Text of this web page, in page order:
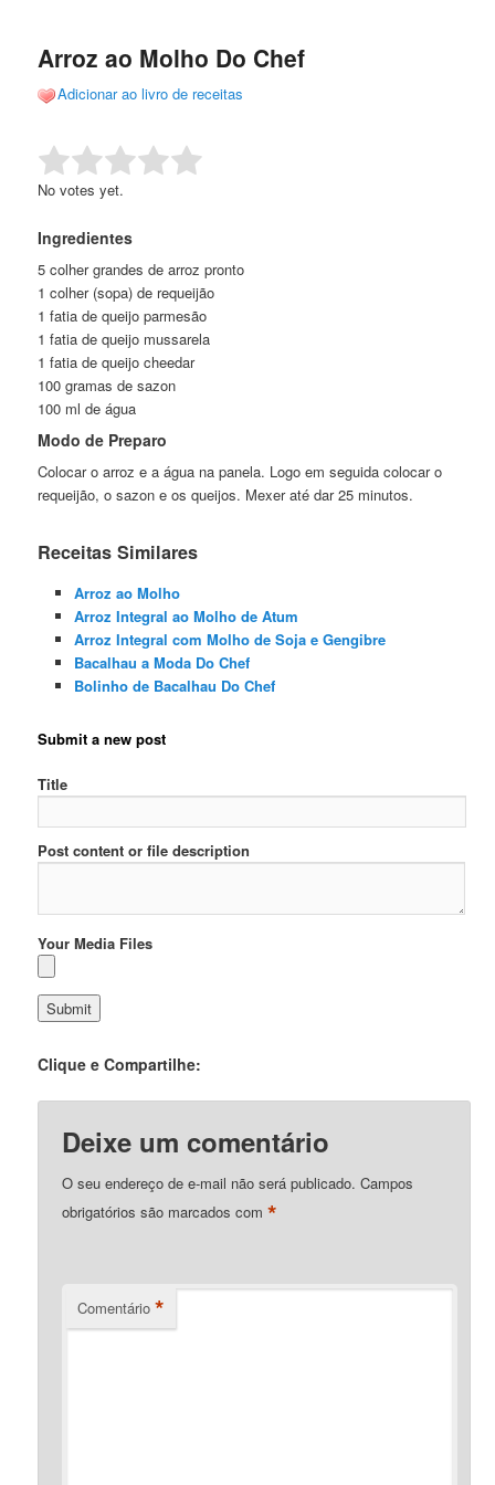
conteúdo
conteúdo
Arroz ao Molho Do Chef
Adicionar ao livro de receitas
Rate this item: Submit Rating
No votes yet.
Ingredientes
5 colher grandes de arroz pronto
1 colher (sopa) de requeijão
1 fatia de queijo parmesão
1 fatia de queijo mussarela
1 fatia de queijo cheedar
100 gramas de sazon
100 ml de água
Modo de Preparo
Colocar o arroz e a água na panela. Logo em seguida colocar o
requeijão, o sazon e os queijos. Mexer até dar 25 minutos.
Receitas Similares
Arroz ao Molho
Arroz Integral ao Molho de Atum
Arroz Integral com Molho de Soja e Gengibre
Bacalhau a Moda Do Chef
Bolinho de Bacalhau Do Chef
Submit a new post
Title
Post content or file description
Your Media Files
Clique e Compartilhe:
Deixe um comentário
O seu endereço de e-mail não será publicado. Campos
obrigatórios são marcados com*
Comentário *